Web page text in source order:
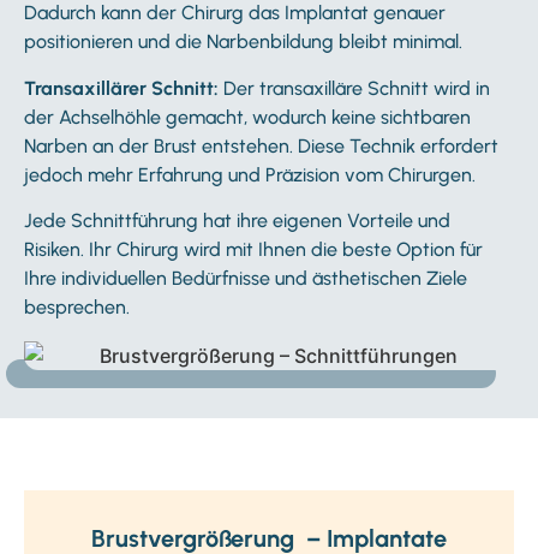
Dadurch kann der Chirurg das Implantat genauer
positionieren und die Narbenbildung bleibt minimal.
Transaxillärer Schnitt: Der transaxilläre Schnitt wird in
der Achselhöhle gemacht, wodurch keine sichtbaren
Narben an der Brust entstehen. Diese Technik erfordert
jedoch mehr Erfahrung und Präzision vom Chirurgen.
Jede Schnittführung hat ihre eigenen Vorteile und
Risiken. Ihr Chirurg wird mit Ihnen die beste Option für
Ihre individuellen Bedürfnisse und ästhetischen Ziele
besprechen.
Brustvergrößerung – Implantate